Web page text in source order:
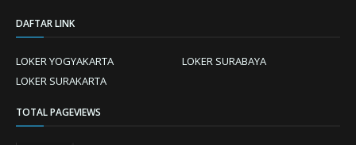
DAFTAR LINK
LOKER YOGYAKARTA
LOKER SURABAYA
LOKER SURAKARTA
TOTAL PAGEVIEWS